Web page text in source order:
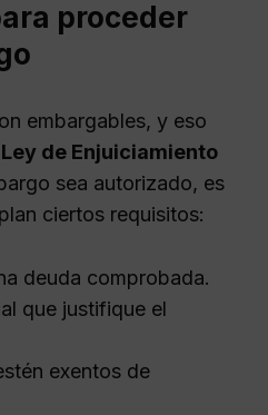
proceder
embargables, y eso
Ley de Enjuiciamiento
sea autorizado, es
ciertos requisitos:
deuda comprobada.
que justifique el
exentos de